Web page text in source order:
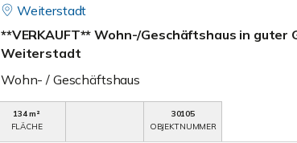
Weiterstadt
**VERKAUFT** Wohn-/Geschäftshaus in guter
Weiterstadt
Wohn- / Geschäftshaus
134 m²
FLÄCHE
30105
OBJEKTNUMMER